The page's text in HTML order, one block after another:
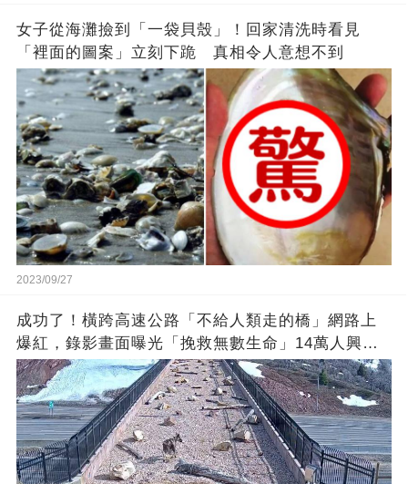
女子從海灘撿到「一袋貝殼」！回家清洗時看見
「裡面的圖案」立刻下跪 真相令人意想不到
2023/09/27
成功了！橫跨高速公路「不給人類走的橋」網路上
爆紅，錄影畫面曝光「挽救無數生命」14萬人興奮
歡呼